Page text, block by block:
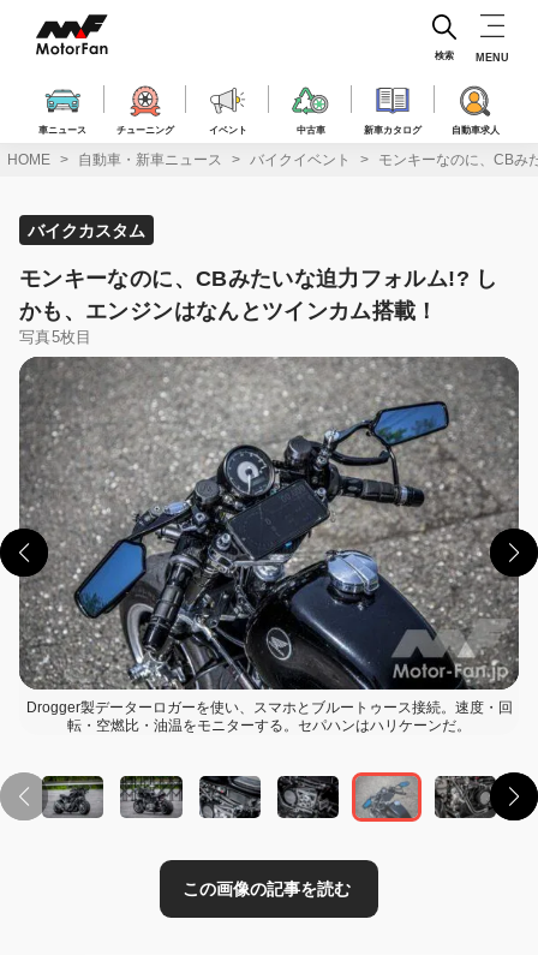
ス
車ニュース チューニング イベント 中古車 新車カタログ 自動車求人
検索 MENU
HOME 自動車・新車ニュース バイクイベント モンキーなのに、CBみ
バイクカスタム
モンキーなのに、CBみたいな迫力フォルム!? し
かも、エンジンはなんとツインカム搭載！
写真5枚目
Drogger製データーロガーを使い、スマホとブルートゥース接続。速度・回
転・空燃比・油温をモニターする。セパハンはハリケーンだ。